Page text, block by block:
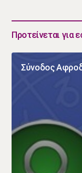
Προτείνεται για
Σύνοδος